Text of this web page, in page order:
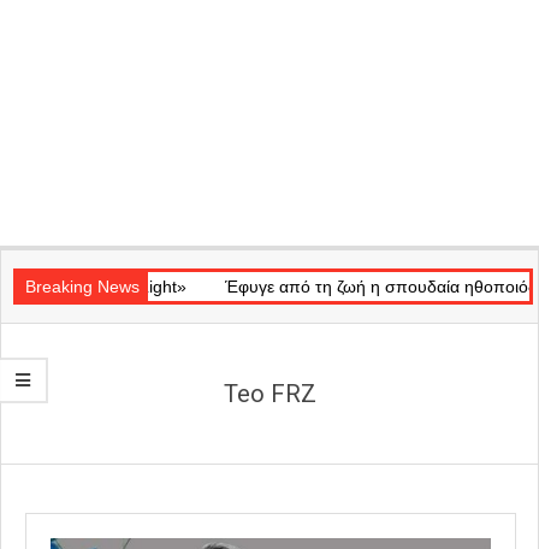
Navigation
Menu
Breaking News
«Ray of Light» Έφυγε από τη ζωή η σπουδαία ηθοποιός
Teo FRZ